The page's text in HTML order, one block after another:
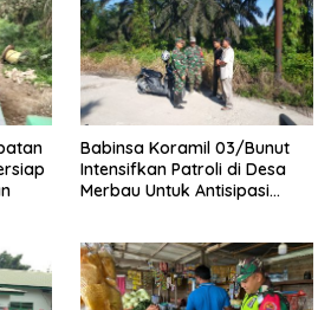
Babinsa Koramil 03/Bunut
Intensifkan Patroli di Desa
Merbau Untuk Antisipasi